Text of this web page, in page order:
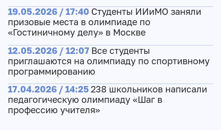
19.05.2026 / 17:40 Студенты ИИиМО заняли
призовые места в олимпиаде по
«Гостиничному делу» в Москве
12.05.2026 / 12:07 Все студенты
приглашаются на олимпиаду по спортивному
программированию
17.04.2026 / 14:25238 школьников написали
педагогическую олимпиаду «Шаг в
профессию учителя»